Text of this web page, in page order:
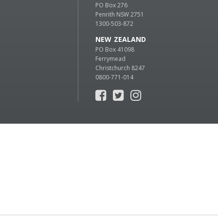
PO Box 276
Penrith NSW 2751
1300-503-872
NEW ZEALAND
PO Box 41098
Ferrymead
Christchurch 8247
0800-771-014